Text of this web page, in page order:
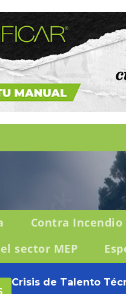
Contra Incendio
sector MEP
Crisis de Talento